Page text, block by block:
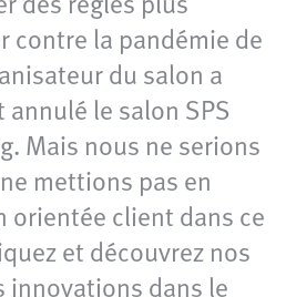
la pandémie de
du salon a
le salon SPS
Mais nous ne serions
mettions pas en
orientée client dans ce
et découvrez nos
dans le